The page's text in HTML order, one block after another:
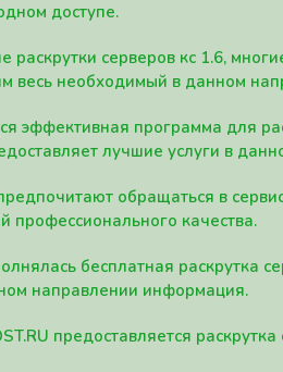
доступе.
серверов кс 1.6,
весь необходимый в данном
эффективная программа для
лучшие услуги в
обращаться в
профессионального качества.
бесплатная раскрутка
направлении информация.
предоставляется